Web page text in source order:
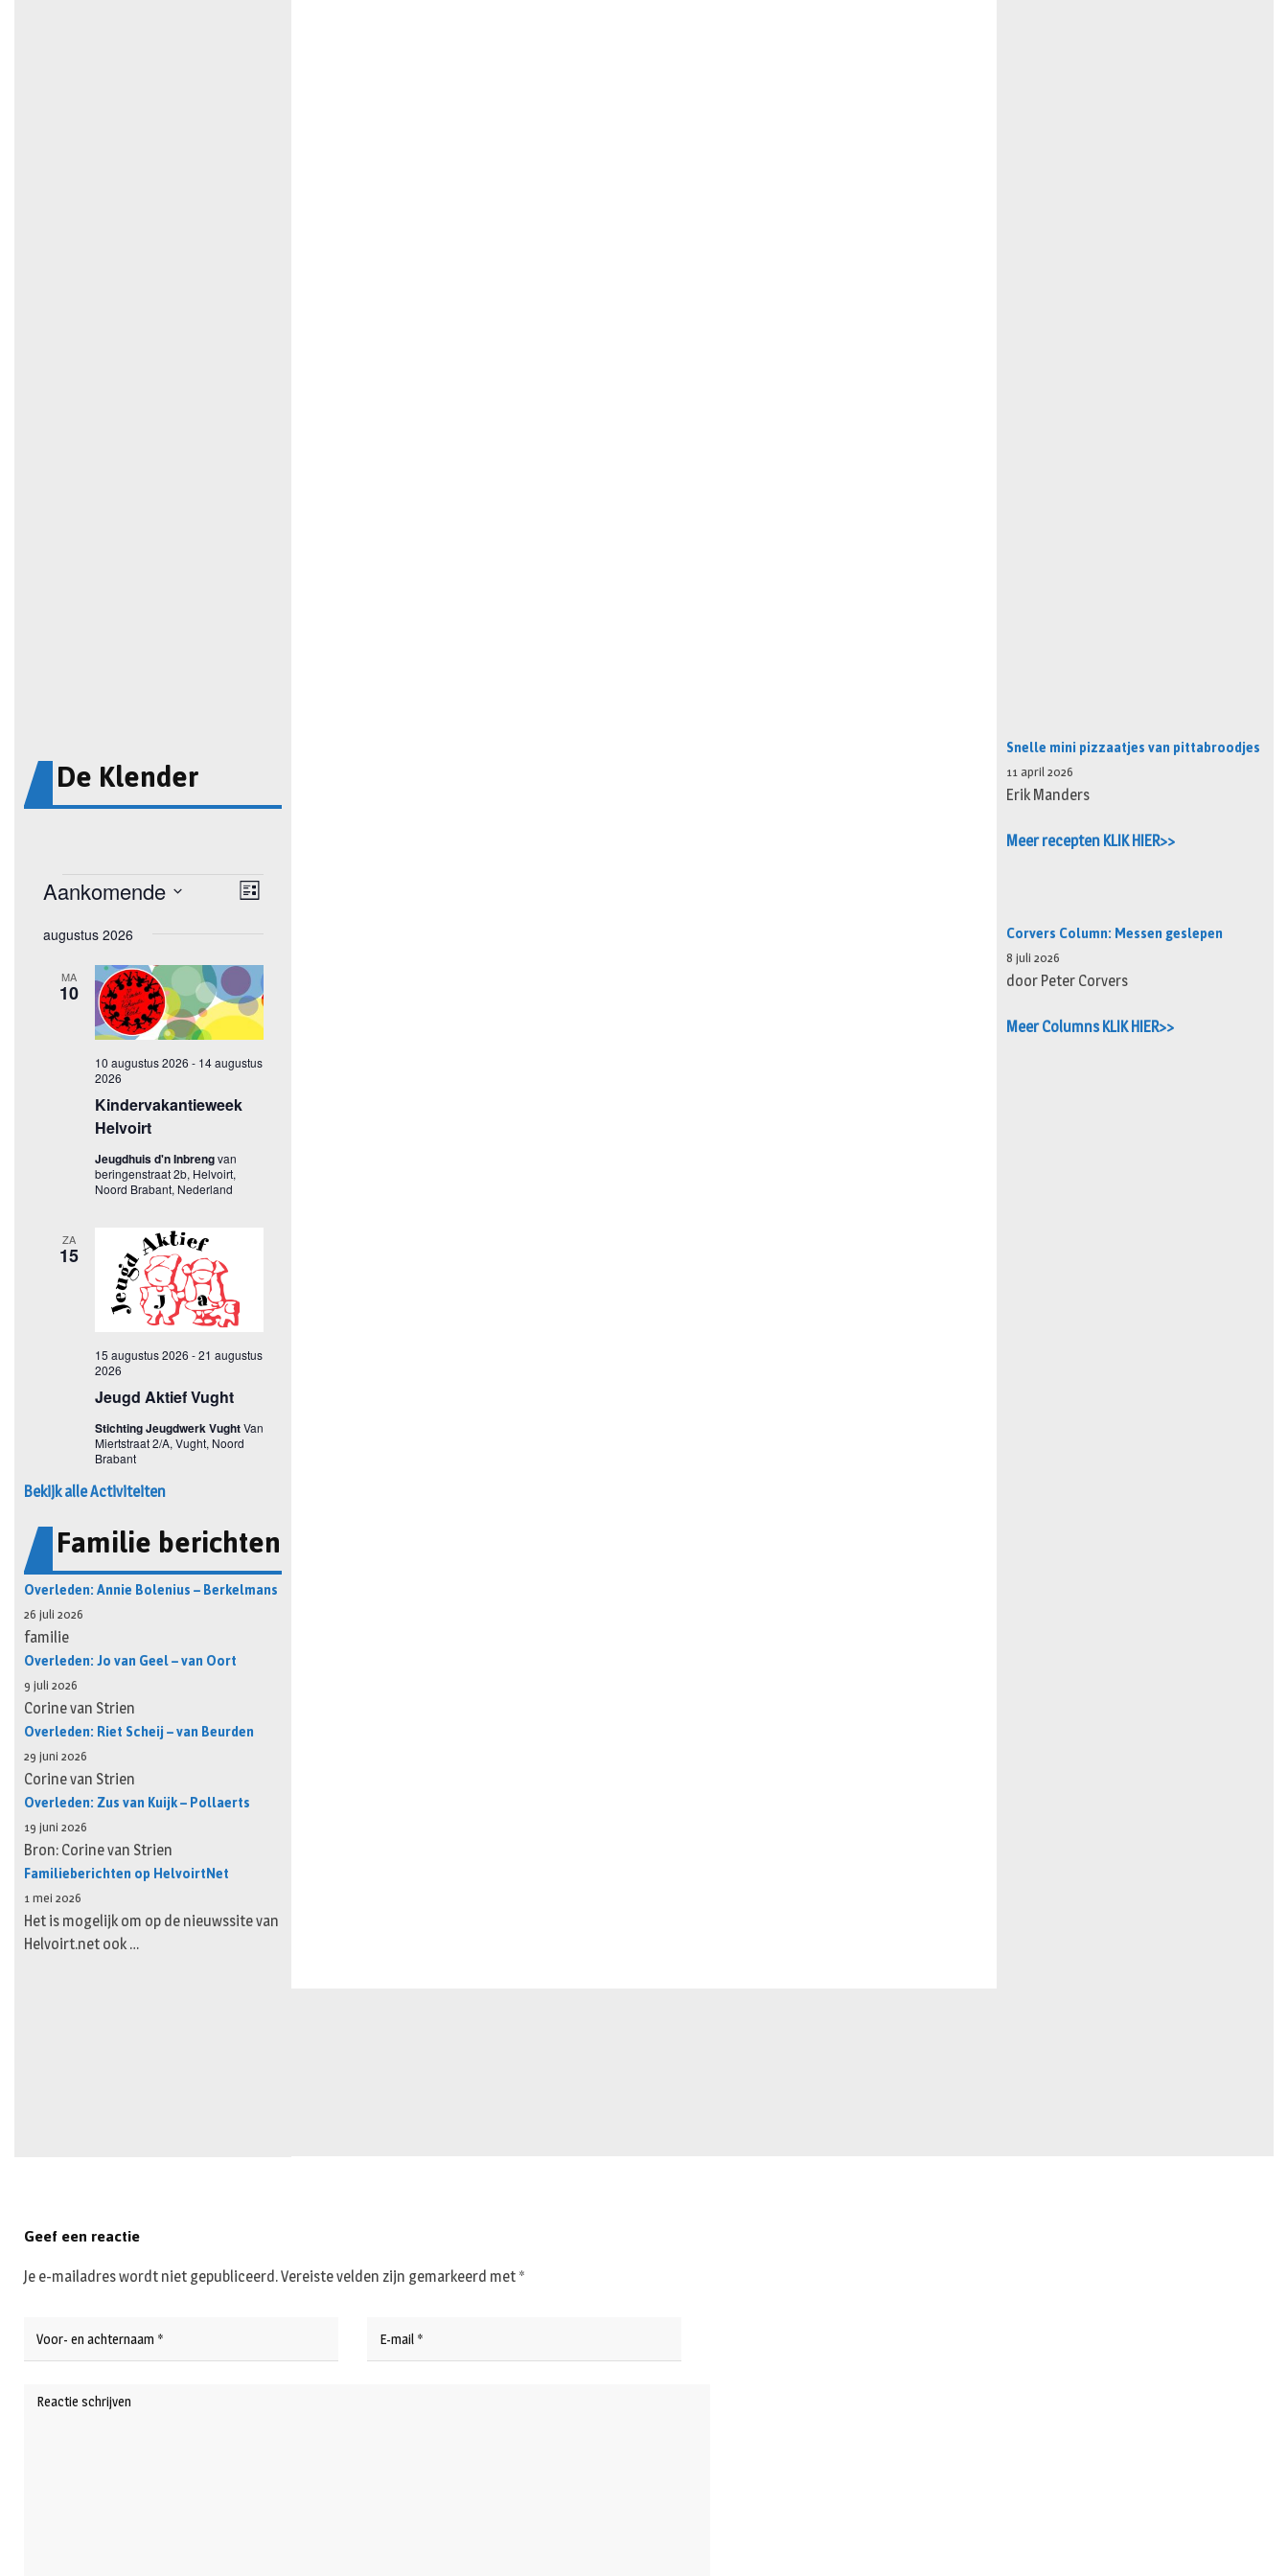
De Klender
Bekijk alle Activiteiten
Familie berichten
Overleden: Annie Bolenius – Berkelmans
26 juli 2026
familie
Overleden: Jo van Geel – van Oort
9 juli 2026
Corine van Strien
Overleden: Riet Scheij – van Beurden
29 juni 2026
Corine van Strien
Overleden: Zus van Kuijk – Pollaerts
19 juni 2026
Bron: Corine van Strien
Familieberichten op HelvoirtNet
1 mei 2026
Het is mogelijk om op de nieuwssite van
Helvoirt.net ook …
Snelle mini pizzaatjes van pittabroodjes
11 april 2026
Erik Manders
Meer recepten KLIK HIER>>
Corvers Column: Messen geslepen
8 juli 2026
door Peter Corvers
Meer Columns KLIK HIER>>
Geef een reactie
Je e-mailadres wordt niet gepubliceerd.Vereiste velden zijn gemarkeerd met *